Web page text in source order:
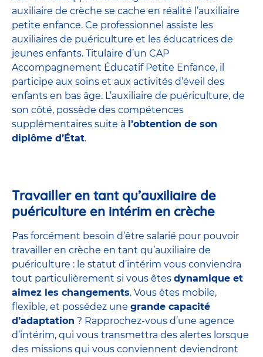
auxiliaire de crèche se cache en réalité l’auxiliaire
petite enfance. Ce professionnel assiste les
auxiliaires de puériculture et les éducatrices de
jeunes enfants. Titulaire d’un CAP
Accompagnement Éducatif Petite Enfance, il
participe aux soins et aux activités d’éveil des
enfants en bas âge. L’auxiliaire de puériculture, de
son côté, possède des compétences
supplémentaires suite à l’obtention de son
diplôme d’État.
Travailler en tant qu’auxiliaire de
puériculture en intérim en crèche
Pas forcément besoin d’être salarié pour pouvoir
travailler en crèche en tant qu’auxiliaire de
puériculture : le statut d’intérim vous conviendra
tout particulièrement si vous êtes dynamique et
aimez les changements. Vous êtes mobile,
flexible, et possédez une grande capacité
d’adaptation ? Rapprochez-vous d’une agence
d’intérim, qui vous transmettra des alertes lorsque
des missions qui vous conviennent deviendront